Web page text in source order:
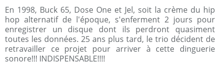
En 1998, Buck 65, Dose One et Jel, soit la crème du hip
hop alternatif de l'époque, s'enferment 2 jours pour
enregistrer un disque dont ils perdront quasiment
toutes les données. 25 ans plus tard, le trio décident de
retravailler ce projet pour arriver à cette dinguerie
sonore!!! INDISPENSABLE!!!!